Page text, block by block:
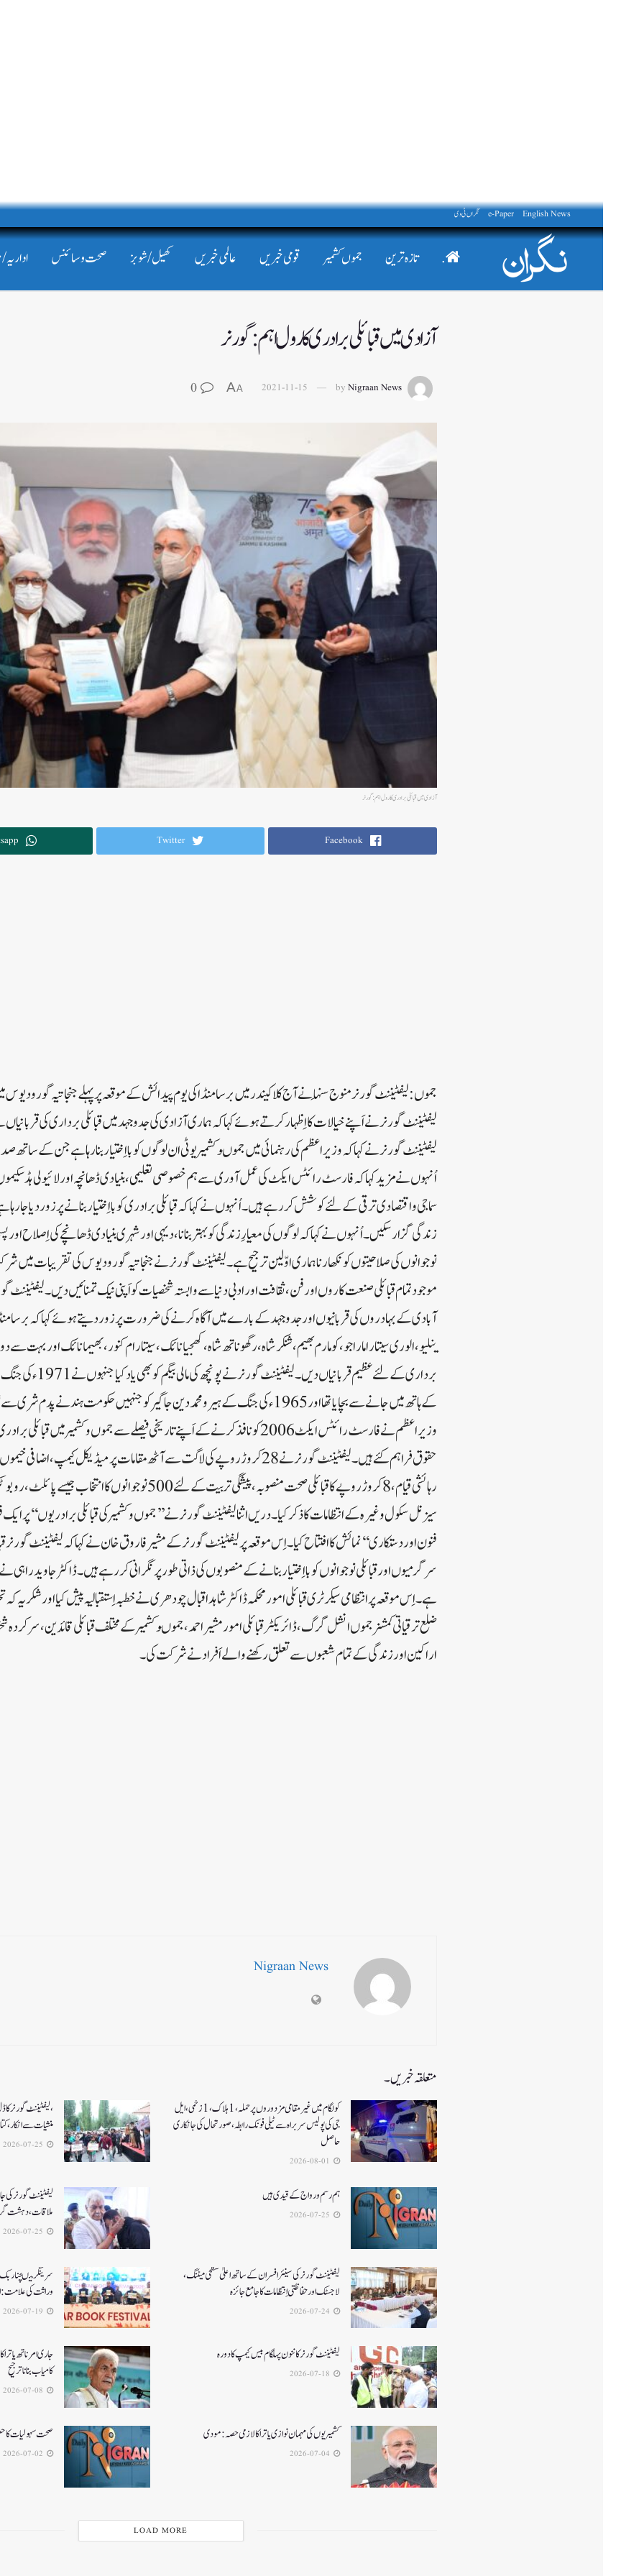
English News
e-Paper نگراں ٹی وی
. تازہ ترین جموں کشمیر قومی خبریں عالمی خبریں کھیل/شوبز صحت و سائنس
آزادی میں قبائلی برادری کا رول اہم:گورنر
by Nigraan News
2021-11-15
A
A
آزادی میں قبائلی برادری کا رول اہم:گورنر
Facebook
Twitter
جموں:لیفٹیننٹ گورنر منوج سِنہا نے آج کلا کیندر میں برسا منڈا کی یوم پیدائش کے موقعہ پر پہلے جنجاتیہ گورو
لیفٹیننٹ گورنر نے اَپنے خیالات کا اِظہار کرتے ہوئے کہا کہ ہماری آزادی کی جدوجہد میں قبائلی برداری کی
لیفٹیننٹ گورنر نے کہا کہ وزیر اعظم کی رہنمائی میں جموںوکشمیر یوٹی ان لوگوں کو بااِختیار بنارہا ہے جن کے ساتھ
اُنہوں نے مزید کہا کہ فارسٹ رائٹس ایکٹ کی عمل آوری سے ہم خصوصی تعلیمی ، بنیادی ڈھانچہ اور لائیو لی ہڈ
سماجی واقتصادی ترقی کے لئے کوشش کر رہے ہیں۔اُنہوں نے کہا کہ قبائلی برادری کو بااِختیار بنانے پر زور دیا
زندگی گزار سکیں۔ اُنہوں نے کہا کہ لوگوں کی معیارِ زندگی کو بہتر بنانا ، دیہی اور شہری بنیادی ڈھانچے کی اِصلاح
نوجوانوں کی صلاحیتوں کو نکھارنا ہماری اوّلین ترجیح ہے۔لیفٹیننٹ گورنر نے جنجاتیہ گورو دیوس کی تقریبات
موجود تمام قبائلی صنعت کاروں اور فن ، ثقافت اور ادبی دنیا سے وابستہ شخصیات کو اَپنی نیک تمنائیں دیں۔لیفٹیننٹ
آبادی کے بہادروں کی قربانیوں اور جدو جہد کے بارے میں آگاہ کرنے کی ضرورت پر زو ر دیتے ہوئے کہا کہ
ینلیو ، الوری سیتاراما راجو، کو مارم بھیم ، شنکرشاہ ، رگھو ناتھ شاہ ، کھجیا نائک ،سیتارام کنور، بھیما نائک اور
برداری کے لئے عظیم قربانیاں
کے ہاتھ میں جانے سے بچایا تھا اور 1965ء کی جنگ کے ہیرو محمد دین جاگیر کو جنہیں حکومت ہند نے
وزیر اعظم نے فارسٹ رائٹس ایکٹ 2006 کو نافذ کرنے کے اَپنے تاریخی فیصلے سے جموں وکشمیر
حقوق فراہم کئے ہیں۔لیفٹیننٹ گورنر نے 28 کروڑ روپے کی لاگت سے آٹھ مقامات پر میڈیکل
سیزنل سکول وغیرہ کے انتظامات کا ذکر کیا۔دریں اثنا لیفٹیننٹ گورنر نے ’’ جموں وکشمیر کی قبائلی برادریوں‘‘ پر ایک
فنون اور دستکاری ‘‘ نمائش کا افتتاح کیا ۔ اِس موقعہ پرلیفٹیننٹ گورنرکے مشیر فاروق خان نے کہا کہ لیفٹیننٹ گورنر
سرگرمیوں اور قبائلی نوجوانوں کوبااِختیار بنانے کے منصوبوں کی ذاتی طورپر نگرانی کر رہے ہیں۔ڈاکٹر جاوید راہی
ہے۔اِس موقعہ پر انتظامی سیکرٹری قبائلی امور محکمہ ڈاکٹر شاہد اقبال چودھری نے خطبہ اِستقبالیہ پیش کیا اور
ضلع ترقیاتی کمشنر جموں انشل گرگ، ڈائریکٹر قبائلی امور مشیر احمد ، جموںوکشمیر کے مختلف قبائلی قائدین ،
اراکین اور زندگی کے تمام شعبوں سے تعلق رکھنے والے اَفراد نے شرکت کی۔
Nigraan News
متعلقہ خبریں۔
کولگام میں غیر مقامی مزدوروں پر حملہ،1ہلاک،1زخمی،ایل
جی کی پولیس سربراہ سے ٹیلی فونک رابطہ، صورتحال کی جانکاری
حاصل
،لیفٹیننٹ گورنر
منشیات سے انکار،
ہم رسم و رواج کے قیدی ہیں
لیفٹیننٹ گورنر
ملاقات، دہشت
لیفٹیننٹ گورنر کی سینئر افسران کے ساتھ اعلیٰ سطحی میٹنگ،
لاجسٹک اور حفاظتی اِنتظامات کا جامع جائزہ
سرینگر میںچنار
وراثت کی علامت:
لیفٹیننٹ گورنرکا ننون پہلگام بیس کیمپ کا دورہ
جاری امرناتھ یاترا
کامیاب بنانا ترجیح
کشمیریوں کی مہمان نوازی یاترا کا لازمی حصہ: مودی صحت سہولیات کا
LOAD MORE